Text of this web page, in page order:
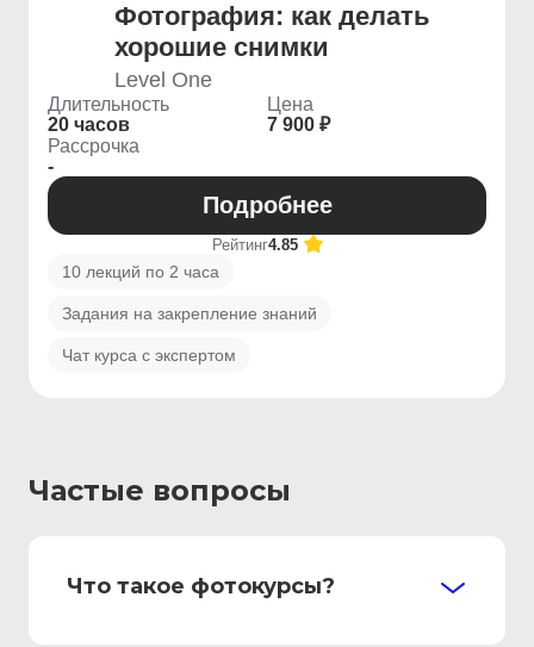
Фотография: как делать
хорошие снимки
Level One
Длительность
20 часов
Цена
7 900 ₽
Рассрочка
-
Подробнее
Рейтинг4.85
10 лекций по 2 часа
Задания на закрепление знаний
Чат курса с экспертом
Частые вопросы
Что такое фотокурсы?